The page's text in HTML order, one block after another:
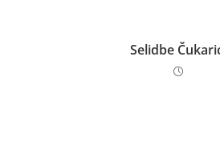
Selidbe